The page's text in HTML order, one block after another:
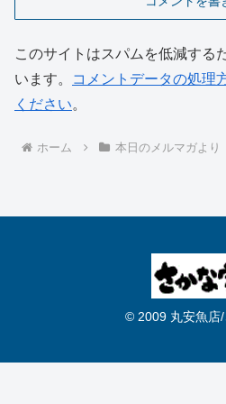
このサイトはスパムを低減する
います。
コメントデータの処理
ください。
ホーム 本日のメルマガより
© 2009 丸安魚店/